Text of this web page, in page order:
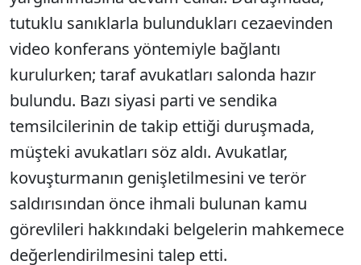
tutuklu sanıklarla bulundukları cezaevinden
video konferans yöntemiyle bağlantı
kurulurken; taraf avukatları salonda hazır
bulundu. Bazı siyasi parti ve sendika
temsilcilerinin de takip ettiği duruşmada,
müşteki avukatları söz aldı. Avukatlar,
kovuşturmanın genişletilmesini ve terör
saldırısından önce ihmali bulunan kamu
görevlileri hakkındaki belgelerin mahkemece
değerlendirilmesini talep etti.